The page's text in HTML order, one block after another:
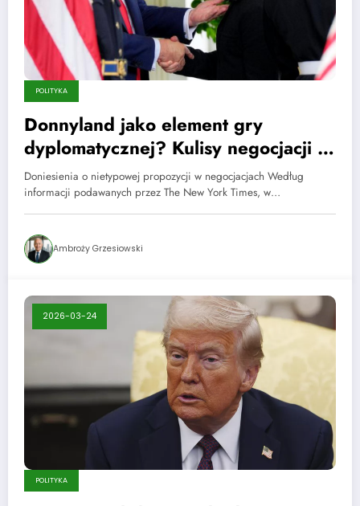
POLITYKA
Donnyland jako element gry
dyplomatycznej? Kulisy negocjacji o
przyszłość Donbasu
Doniesienia o nietypowej propozycji w negocjacjach Według
informacji podawanych przez The New York Times, w…
Ambroży Grzesiowski
2026-03-24
POLITYKA